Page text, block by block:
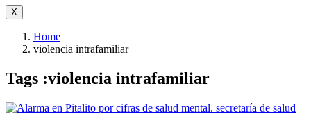
X
Home
violencia intrafamiliar
Tags :violencia intrafamiliar